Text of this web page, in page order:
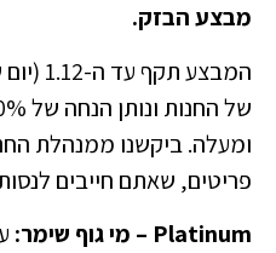
מבצע הבזק.
המבצע
ומעלה. ביקשנו ממנהלת
פריטים, שאתם חייבים
Platinum – מי גוף שימר: